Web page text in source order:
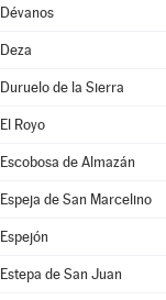
Dévanos
Deza
Duruelo de la Sierra
El Royo
Escobosa de Almazán
Espeja de San Marcelino
Espejón
Estepa de San Juan